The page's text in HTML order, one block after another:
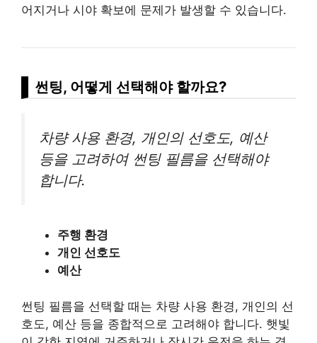
어지거나 시야 확보에 문제가 발생할 수 있습니다.
썬팅, 어떻게 선택해야 할까요?
차량 사용 환경, 개인의 선호도, 예산
등을 고려하여 썬팅 필름을 선택해야
합니다.
주행 환경
개인 선호도
예산
썬팅 필름을 선택할 때는 차량 사용 환경, 개인의 선
호도, 예산 등을 종합적으로 고려해야 합니다. 햇빛